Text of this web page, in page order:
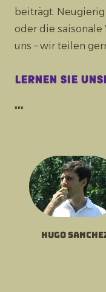
beiträgt.
oder die saisonale
uns – wir teilen
Lernen Sie
"""
Hugo